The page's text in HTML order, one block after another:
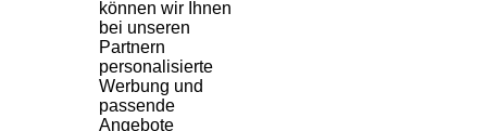
können wir Ihnen
bei unseren
Partnern
personalisierte
Werbung und
passende
Angebote